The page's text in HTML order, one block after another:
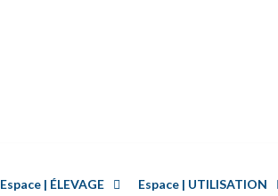
Espace | ÉLEVAGE Espace | UTILISATION